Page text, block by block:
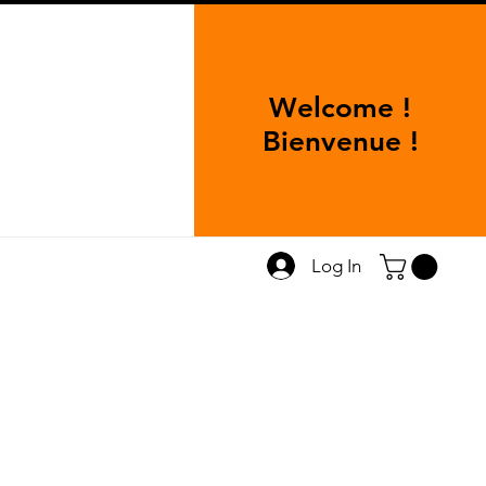
Welcome !
Bienvenue !
Log In